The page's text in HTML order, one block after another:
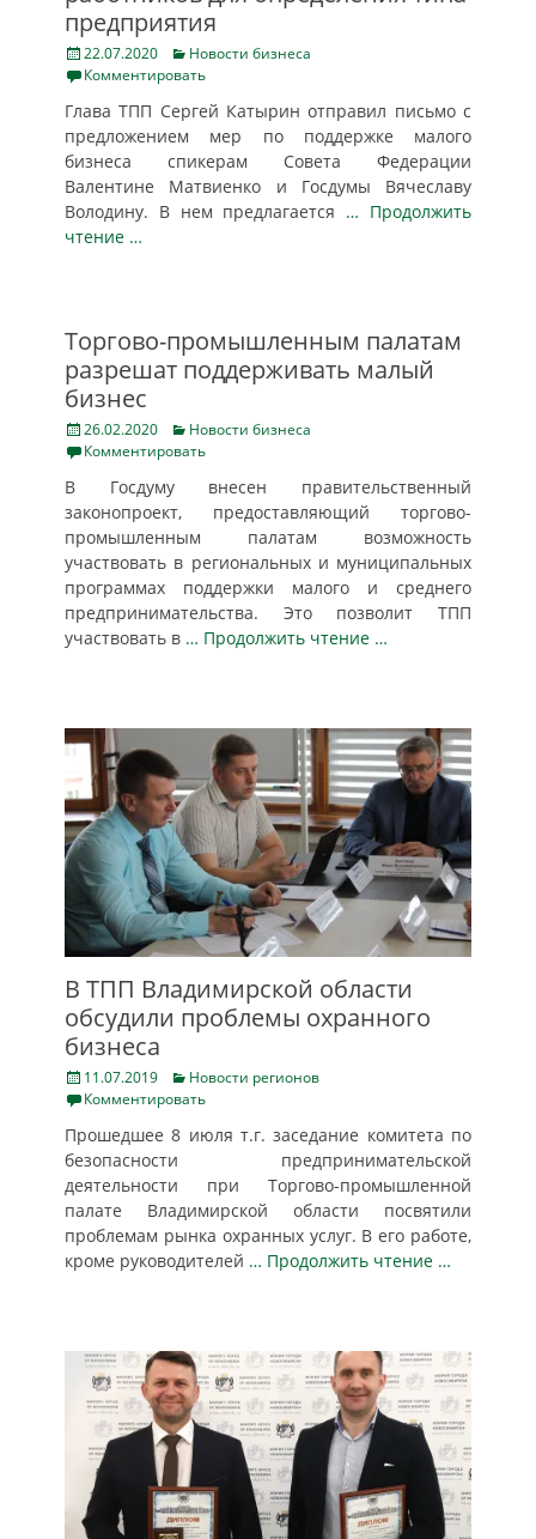
предприятия
Posted
on
22.07.2020 Categories
Новости бизнеса
Комментировать
Глава ТПП Сергей Катырин отправил письмо с
предложением мер по поддержке малого
бизнеса спикерам Совета Федерации
Валентине Матвиенко и Госдумы Вячеславу
Володину. В нем предлагается … Продолжить
чтение …
Торгово-промышленным палатам
разрешат поддерживать малый
бизнес
Posted
on
26.02.2020 Categories
Новости бизнеса
Комментировать
В Госдуму внесен правительственный
законопроект, предоставляющий торгово-
промышленным палатам возможность
участвовать в региональных и муниципальных
программах поддержки малого и среднего
предпринимательства. Это позволит ТПП
участвовать в … Продолжить чтение …
В ТПП Владимирской области
обсудили проблемы охранного
бизнеса
Posted
on
11.07.2019 Categories
Новости регионов
Комментировать
Прошедшее 8 июля т.г. заседание комитета по
безопасности предпринимательской
деятельности при Торгово-промышленной
палате Владимирской области посвятили
проблемам рынка охранных услуг. В его работе,
кроме руководителей … Продолжить чтение …